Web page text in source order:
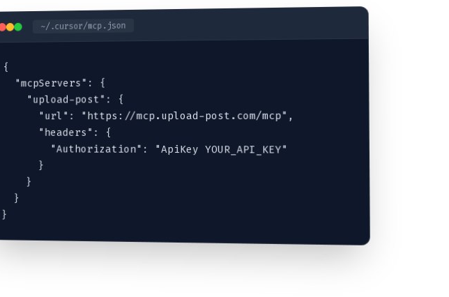
~/.cursor/mcp.json
{
  "mcpServers": {
    "upload-post": {
      "url": "https://mcp.upload-post.com/mcp",
      "headers": {
        "Authorization": "ApiKey YOUR_API_KEY"
      }
    }
  }
}